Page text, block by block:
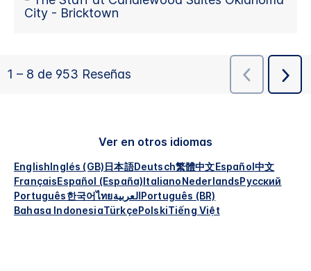
Ver en otros idiomas
EnglishInglés (GB)日本語Deutsch繁體中文Español中文
FrançaisEspañol (España)ItalianoNederlandsРусский
Português한국어ไทยالعربيةPortuguês (BR)
Bahasa IndonesiaTürkçePolskiTiếng Việt